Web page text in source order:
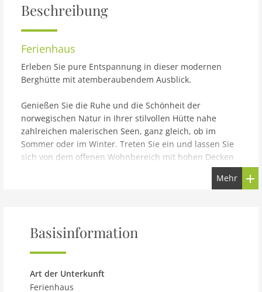
Beschreibung
Ferienhaus
Erleben Sie pure Entspannung in dieser modernen
Berghütte mit atemberaubendem Ausblick.
Genießen Sie die Ruhe und die Schönheit der
norwegischen Natur in Ihrer stilvollen Hütte nahe
zahlreichen malerischen Seen, ganz gleich, ob im
Sommer oder im Winter. Treten Sie ein und lassen Sie
sich von dem offenen Wohnbereich mit hohen Decken
Nachmittagssonne oder genießen Sie die wohlige
lädt zu geselligen Mahlzeiten ein, während die
moderne Küche ideal für die Zubereitung kulinarischer
Mehr
Basisinformation
Art der Unterkunft
Ferienhaus